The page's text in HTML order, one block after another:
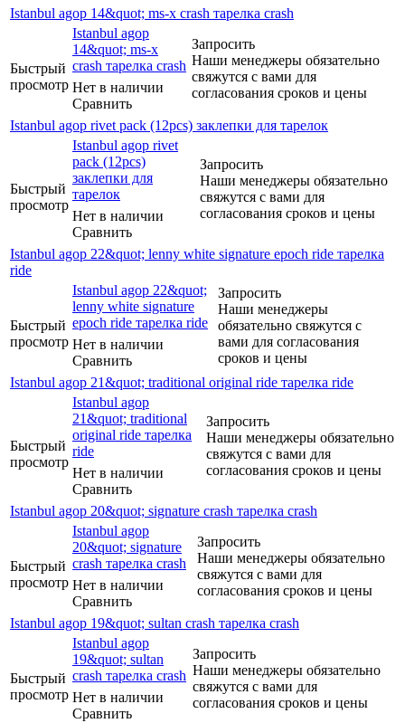
Istanbul agop 14&quot; ms-x crash тарелка crash
Быстрый
просмотр
Istanbul agop
14&quot; ms-x
crash тарелка crash
Нет в наличии
Сравнить
Запросить
Наши менеджеры обязательно
свяжутся с вами для
согласования сроков и цены
Istanbul agop rivet pack (12pcs) заклепки для тарелок
Быстрый
просмотр
Istanbul agop rivet
pack (12pcs)
заклепки для
тарелок
Нет в наличии
Сравнить
Запросить
Наши менеджеры обязательно
свяжутся с вами для
согласования сроков и цены
Istanbul agop 22&quot; lenny white signature epoch ride тарелка
ride
Быстрый
просмотр
Istanbul agop 22&quot;
lenny white signature
epoch ride тарелка ride
Нет в наличии
Сравнить
Запросить
Наши менеджеры
обязательно свяжутся с
вами для согласования
сроков и цены
Istanbul agop 21&quot; traditional original ride тарелка ride
Быстрый
просмотр
Istanbul agop
21&quot; traditional
original ride тарелка
ride
Нет в наличии
Сравнить
Запросить
Наши менеджеры обязательно
свяжутся с вами для
согласования сроков и цены
Istanbul agop 20&quot; signature crash тарелка crash
Быстрый
просмотр
Istanbul agop
20&quot; signature
crash тарелка crash
Нет в наличии
Сравнить
Запросить
Наши менеджеры обязательно
свяжутся с вами для
согласования сроков и цены
Istanbul agop 19&quot; sultan crash тарелка crash
Быстрый
просмотр
Istanbul agop
19&quot; sultan
crash тарелка crash
Нет в наличии
Сравнить
Запросить
Наши менеджеры обязательно
свяжутся с вами для
согласования сроков и цены